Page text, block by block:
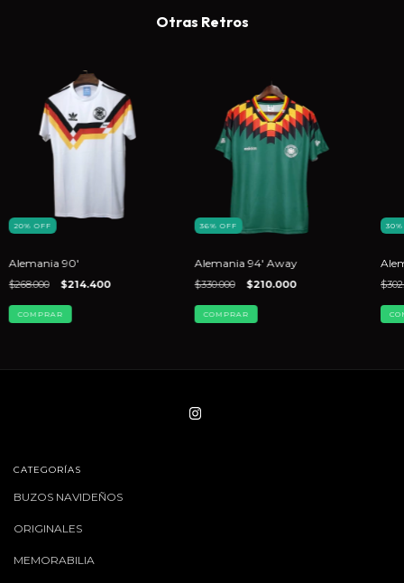
Otras Retros
20%OFF
Alemania 90'
$268.000 $214.400
COMPRAR
36%OFF
Alemania 94' Away
$330.000 $210.000
COMPRAR
30
CATEGORÍAS
BUZOS NAVIDEÑOS
ORIGINALES
MEMORABILIA